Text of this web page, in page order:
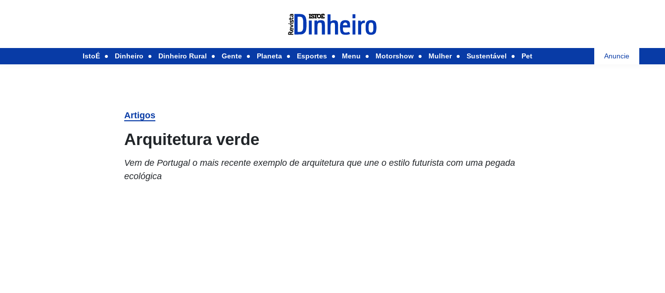
IstoÉ Dinheiro Dinheiro Rural Gente Planeta Esportes Menu Motorshow Mulher Sustentável Pet Anuncie
Artigos
Arquitetura verde
Vem de Portugal o mais recente exemplo de arquitetura que une o estilo futurista com uma pegada
ecológica